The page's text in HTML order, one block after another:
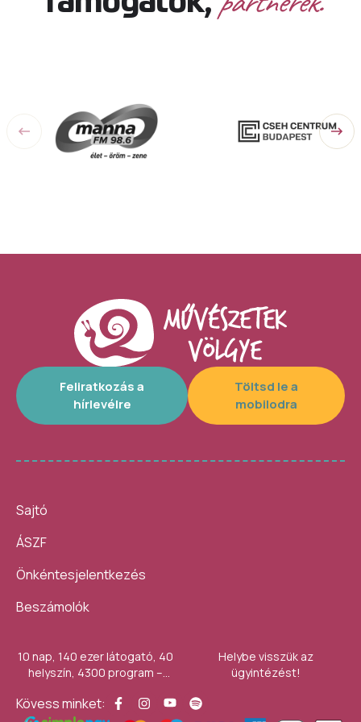
Feliratkozás a
hírlevélre
Töltsd le a
mobilodra
Sajtó
ÁSZF
Önkéntesjelentkezés
Beszámolók
10 nap, 140 ezer látogató, 40
helyszín, 4300 program –
Művészetek Völgye
Helybe visszük az
ügyintézést!
Kövess minket: